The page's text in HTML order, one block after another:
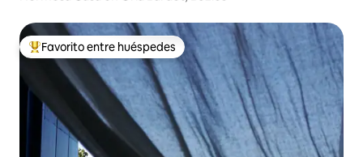
De los mejores en Favorito entre huéspedes
Favorito entre huéspedes